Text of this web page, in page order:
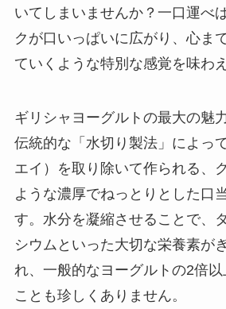
いてしまいませんか？一口運べ
クが口いっぱいに広がり、心ま
ていくような特別な感覚を味わ
ギリシャヨーグルトの最大の魅
伝統的な「水切り製法」によっ
エイ）を取り除いて作られる、
ような濃厚でねっとりとした口
す。水分を凝縮させることで、
シウムといった大切な栄養素が
れ、一般的なヨーグルトの2倍
ことも珍しくありません。